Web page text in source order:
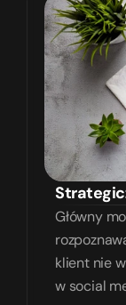
Główny
klient nie
w social